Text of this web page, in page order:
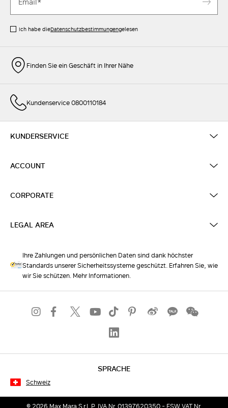
Ich habe dieDatenschutzbestimmungengelesen
Finden Sie ein Geschäft in Ihrer Nähe
Kundenservice 0800110184
KUNDERSERVICE
ACCOUNT
CORPORATE
LEGAL AREA
Ihre Zahlungen und persönlichen Daten sind dank höchster
Standards unserer Sicherheitssysteme geschützt. Erfahren Sie, wie
wir Sie schützen. Mehr Informationen.
SPRACHE
Schweiz
© 2026 Max Mara S.r.l. P. IVA Nr. 01397620350 - ESW VAT Nr.